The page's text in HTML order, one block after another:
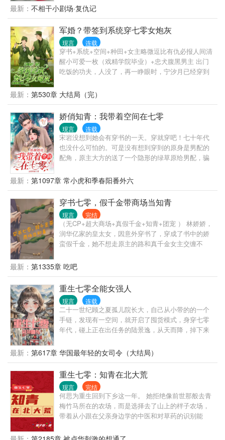
动水泵浇地。 村民们多用了一点蜡烛，心疼得心绞
痛。 夏梨用一点儿盐和碳粉做成干电池，用上免费电
灯。 队员们：不行！！！夏黎必须得好好亲近！ 夏
黎：谢邀，已被特招入伍，目前在“国家队”。 —— 海
军陆战队最冷漠、禁欲，无人敢亲近的军官陆定远，
第一次见未来媳妇，她在和人贩子买孩子（误）。 第
二次见媳妇，她在黑市倒买倒卖（误）。 第三次见媳
…… 后来：真香！
被出继的长女 被超生的二女儿 被捡来的弃婴(无cp) 被
恩将仇报的村姑 被当挡箭牌的知青 被抛弃的原配
…… 当满级大佬长宁穿成这些小可怜儿，看她如何摆
脱命运，活出精彩。 排雷： 快穿爽文。 有金手指。
有空间，空间里啥都有。 所以，不要纠结丹药够不够
的问题了，真的有好多
最新： 不相干小剧场·复仇记
军婚？带签到系统穿七零女炮灰
现言 连载
穿书+系统+空间+种田+女主略微逗比有仇必报人间清
醒小可爱一枚（戏精学院毕业）+忠犬腹黑男主 出门
吃饭的功夫，人没了，再一睁眼时，宁汐月已经穿到
的恋爱脑小炮灰。 宁汐月表示：达咩，拒绝恋爱脑。
手撕渣男贱女 拿了她的给她还回来，吃了她的给她吐
出来。 疑似未来金手指的东西被送出去了？抢回来。
金手指她用不了？一砖头拍碎也不便宜别人。 害了原
主的渣男一脚踢到大西北，与渣男合谋让原主丧命疑
似女主的小白花堂姐等着承受她的怒火吧 ...... 后来，
她拥有了属于自己的金手指，万物皆可签过来的签到
系统。 带着签到系统美滋滋的下乡当知青支援农村建
姐不是真正的女主？女主另有她人？ 宁汐月表示管她
女主是谁，小白花堂姐都跑不掉被她毒打折磨。 至于
真女主，她吃瓜看戏搞事业不香吗 注：男主打酱油，
戏份不多
最新： 第530章 大结局（完）
娇俏知青：我带着空间在七零
现言 连载
宋岩没想到她会有穿书的一天。穿就穿吧！七十年代
也没什么可怕的。可是没有想到穿到的原身是男配的
配角，原主大方的送了一个隐形的绿草原给男配，骗
离不起。因为她怕报复，她无处可去，她怕挨批斗…
宋岩：怎么办？做低伏小的伺候人家吃喝，只为了不
被扫地出门…还好她得了个空间，拜中医国手为师，
日子有钱有闲了…终于可以说拜拜了。而他反悔了：
你走不了！她揣了人家的崽
最新： 第1097章 常小虎和季春阳番外六
穿书七零，假千金带商场当知青
现言 完结
（无CP+超大商场+真假千金+知青+团宠 ） 林娇娇，
润华亿家的皇太女，因意外穿书了，穿成了书中的娇
蛮假千金，她不想走原主的路和真千金女主交缠不
到村里的她被亲生父母和家人宠上了天际……
最新： 第1335章 吃吧
重生七零全能女强人
现言 连载
二十一世纪顾之夏孤儿院长大，自己从小带的的一个
手链，发现有一空间，就开启了囤货模式，身穿七零
年代，碰上正在出任务的陆景逸，从天而降，掉下来
妇是顾司令家丢失的千金” “黑市供货大佬…”
最新： 第617章 华国最年轻的女司令（大结局）
重生七零：知青在北大荒
现言 完结
何思为重生回到下乡这一年。 她拒绝像前世那般去青
梅竹马所在的农场，而是选择去了山上的柈子农场，
带着从小跟在父亲身边学的中医和对草药的识别能